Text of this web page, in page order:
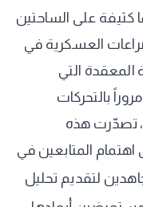
كثيفة على الساحتين
العسكرية في
المعقدة التي
بالتحركات
تصدّرت هذه
المتابعين في
لتقديم تحليل